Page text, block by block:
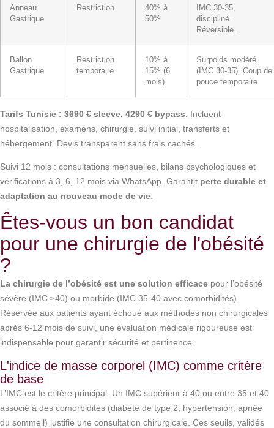
Anneau
Gastrique
Restriction
40% à
50%
IMC 30-35,
discipliné.
Réversible.
Ballon
Gastrique
Restriction
temporaire
10% à
15% (6
mois)
Surpoids modéré
(IMC 30-35). Coup de
pouce temporaire.
Tarifs Tunisie : 3690 € sleeve, 4290 € bypass . Incluent
hospitalisation, examens, chirurgie, suivi initial, transferts et
hébergement. Devis transparent sans frais cachés.
Suivi 12 mois : consultations mensuelles, bilans psychologiques et
vérifications à 3, 6, 12 mois via WhatsApp. Garantit perte durable et
adaptation au nouveau mode de vie
Êtes-vous un bon candidat
pour une chirurgie de l'obésité
?
La chirurgie de l’obésité est une solution efficace pour l’obésité
sévère (IMC ≥40) ou morbide (IMC 35-40 avec comorbidités).
Réservée aux patients ayant échoué aux méthodes non chirurgicales
après 6-12 mois de suivi, une évaluation médicale rigoureuse est
indispensable pour garantir sécurité et pertinence.
L'indice de masse corporel (IMC) comme critère
de base
L’IMC est le critère principal. Un IMC supérieur à 40 ou entre 35 et 40
associé à des comorbidités (diabète de type 2, hypertension, apnée
du sommeil) justifie une consultation chirurgicale. Ces seuils, validés